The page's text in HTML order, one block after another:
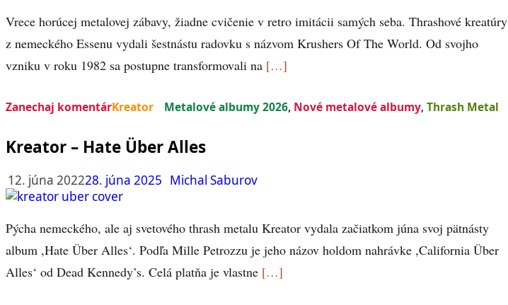
Vrece horúcej metalovej zábavy, žiadne cvičenie v retro imitácii samých seba. Thrashové kreatúry
z nemeckého Essenu vydali šestnástu radovku s názvom Krushers Of The World. Od svojho
vzniku v roku 1982 sa postupne transformovali na […]
Zanechaj komentárKreator Metalové albumy 2026, Nové metalové albumy, Thrash Metal
Kreator – Hate Über Alles
12. júna 202228. júna 2025 Michal Saburov
Pýcha nemeckého, ale aj svetového thrash metalu Kreator vydala začiatkom júna svoj pätnásty
album ,Hate Über Alles‘. Podľa Mille Petrozzu je jeho názov holdom nahrávke ,California Über
Alles‘ od Dead Kennedy’s. Celá platňa je vlastne […]